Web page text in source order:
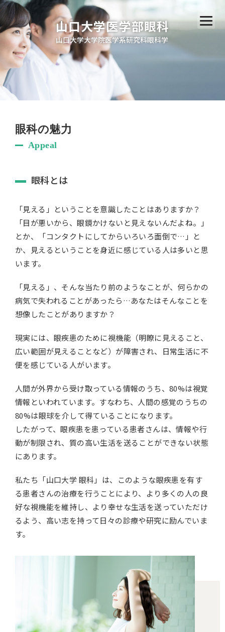
山口大学医学部眼科
山口大学大学院医学系研究科眼科学
眼科の魅力
Appeal
眼科とは
「見える」ということを意識したことはありますか？
「目が悪いから、眼鏡かけないと見えないんだよね。」
とか、「コンタクトにしてからいろいろ面倒で…」と
か、見えるということを身近に感じている人は多いと思
います。
「見える」、そんな当たり前のようなことが、何らかの
病気で失われることがあったら…あなたはそんなことを
想像したことがありますか？
現実には、眼疾患のために視機能（明瞭に見えること、
広い範囲が見えることなど）が障害され、日常生活に不
便を感じている人がいます。
人間が外界から受け取っている情報のうち、80%は視覚
情報といわれています。すなわち、人間の感覚のうちの
80%は眼球を介して得ていることになります。
したがって、眼疾患を患っている患者さんは、情報や行
動が制限され、質の高い生活を送ることができない状態
にあります。
私たち「山口大学 眼科」は、このような眼疾患を有す
る患者さんの治療を行うことにより、より多くの人の良
好な視機能を維持し、より幸せな生活を送っていただけ
るよう、高い志を持って日々の診療や研究に励んでいま
す。